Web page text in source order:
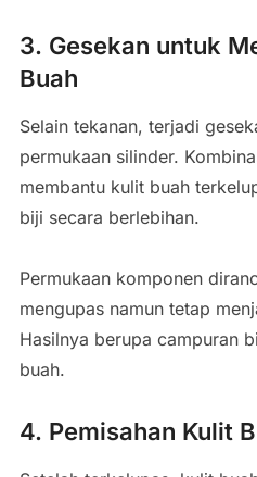
3. Gesekan untuk
Buah
Selain tekanan, terjadi
permukaan silinder.
membantu kulit buah
biji secara berlebihan.
Permukaan komponen
mengupas namun tetap
Hasilnya berupa campuran
buah.
4. Pemisahan Kulit